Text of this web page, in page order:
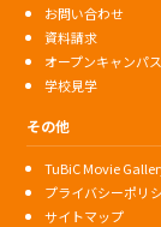
お問い合わせ
資料請求
オープンキャンパス
学校見学
その他
TuBiC Movie
プライバシーポリ
サイトマップ